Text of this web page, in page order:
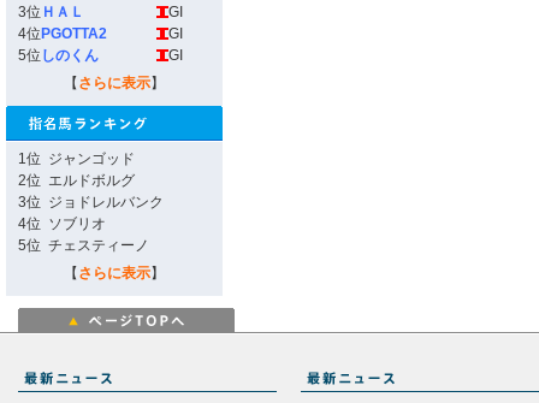
3位 ＨＡＬ
GI
4位 PGOTTA2
GI
5位 しのくん
GI
【 さらに表示】
1位 ジャンゴッド
2位 エルドボルグ
3位 ジョドレルバンク
4位 ソブリオ
5位 チェスティーノ
【 さらに表示】